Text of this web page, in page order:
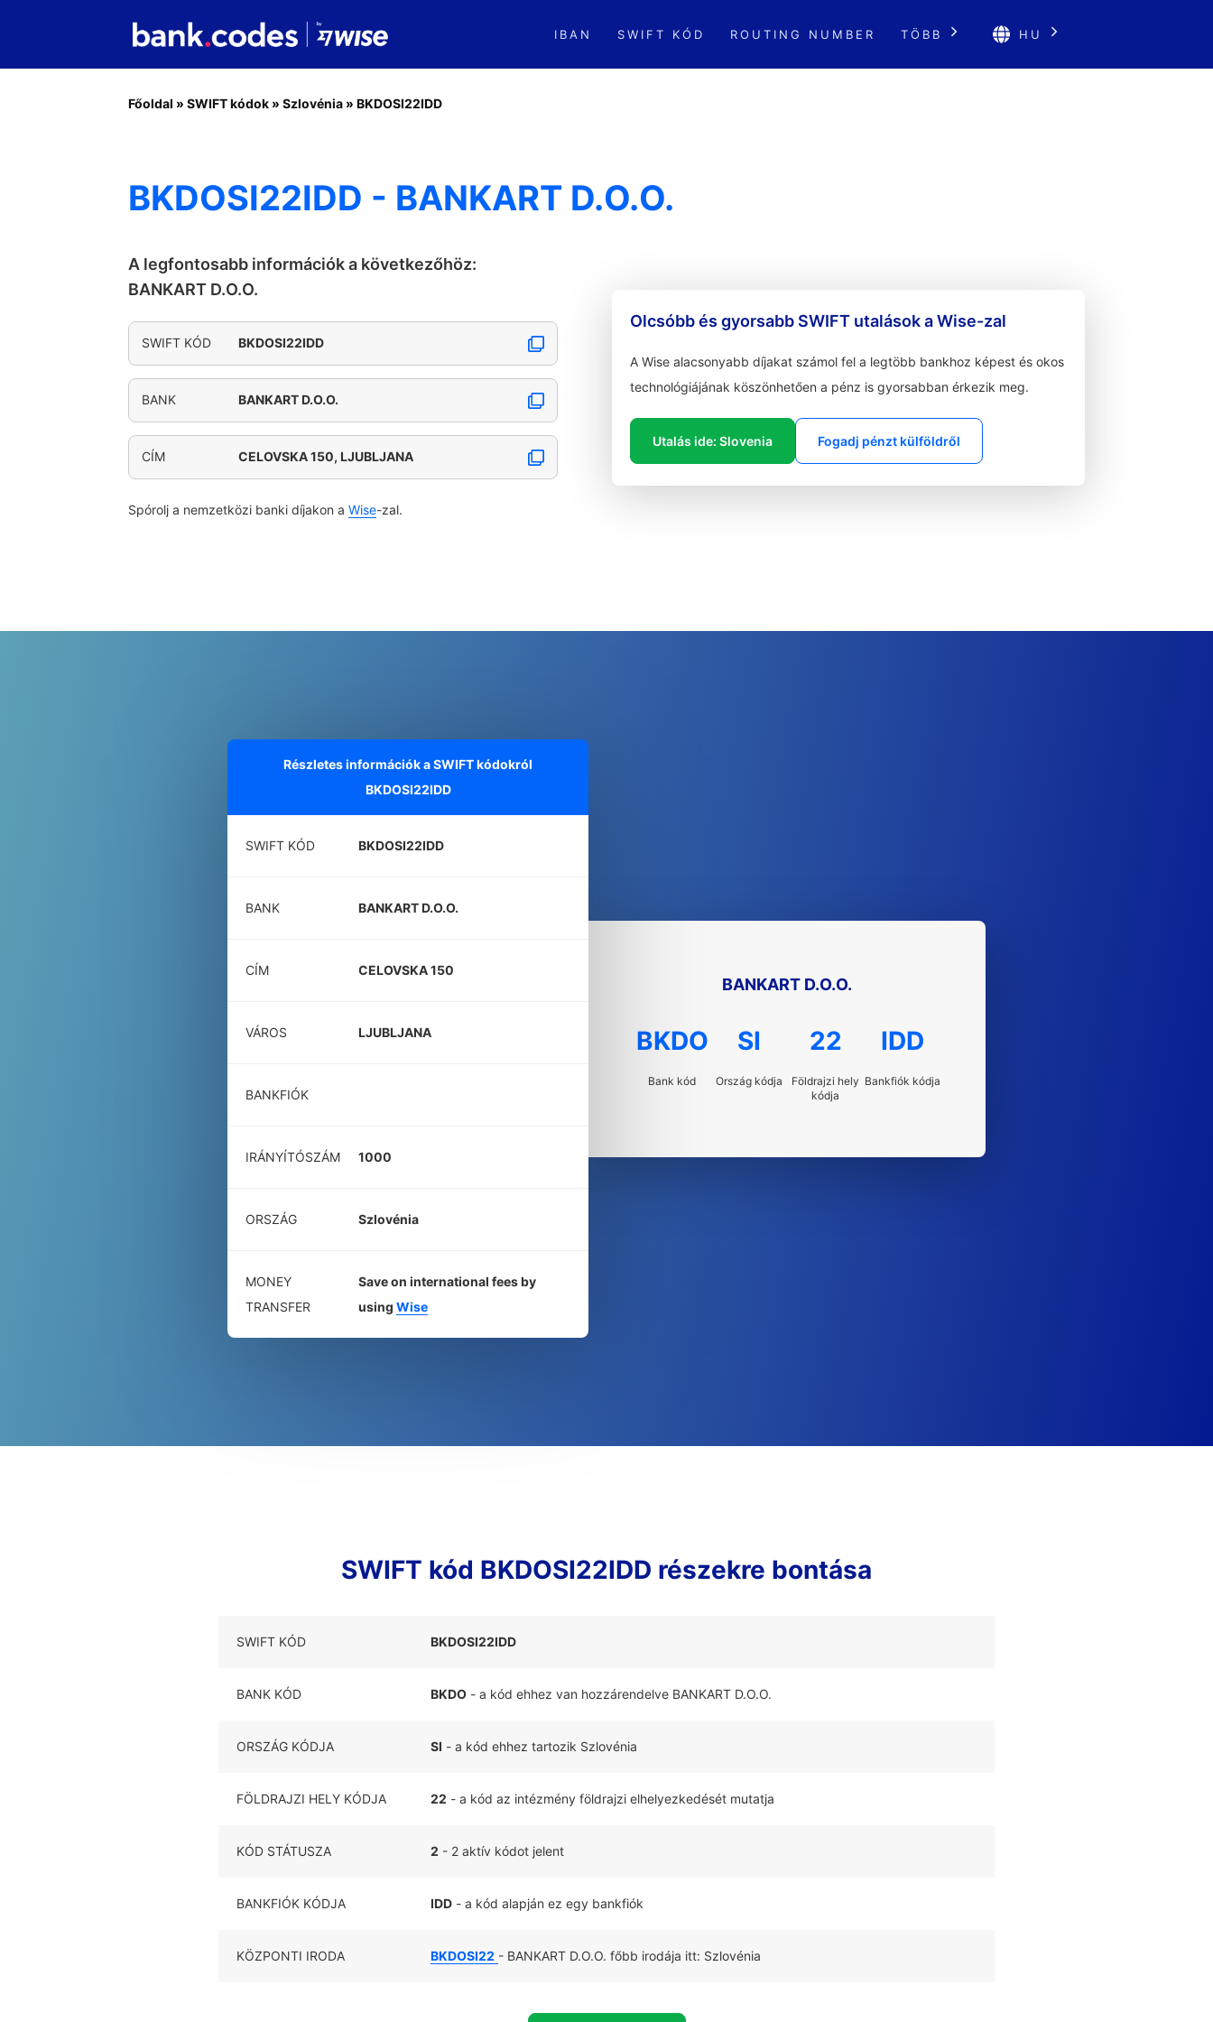
IBAN SWIFT KÓD ROUTING NUMBER TÖBB HU
Főoldal » SWIFT kódok » Szlovénia » BKDOSI22IDD
BKDOSI22IDD - BANKART D.O.O.
A legfontosabb információk a következőhöz:
BANKART D.O.O.
SWIFT KÓD BKDOSI22IDD
BANK BANKART D.O.O.
CÍM CELOVSKA 150, LJUBLJANA
Spórolj a nemzetközi banki díjakon a Wise-zal.
Olcsóbb és gyorsabb SWIFT utalások a Wise-zal
A Wise alacsonyabb díjakat számol fel a legtöbb bankhoz képest és okos
technológiájának köszönhetően a pénz is gyorsabban érkezik meg.
Utalás ide: Slovenia Fogadj pénzt külföldről
Részletes információk a SWIFT kódokról
BKDOSI22IDD
SWIFT KÓD BKDOSI22IDD
BANK BANKART D.O.O.
CÍM CELOVSKA 150
VÁROS LJUBLJANA
BANKFIÓK
IRÁNYÍTÓSZÁM 1000
ORSZÁG Szlovénia
MONEY
TRANSFER
Save on international fees by
using Wise
BANKART D.O.O.
BKDO
Bank kód
SI
Ország kódja
22
Földrajzi hely
kódja
IDD
Bankfiók kódja
SWIFT kód BKDOSI22IDD részekre bontása
SWIFT KÓD BKDOSI22IDD
BANK KÓD BKDO - a kód ehhez van hozzárendelve BANKART D.O.O.
ORSZÁG KÓDJA SI - a kód ehhez tartozik Szlovénia
FÖLDRAJZI HELY KÓDJA 22 - a kód az intézmény földrajzi elhelyezkedését mutatja
KÓD STÁTUSZA 2 - 2 aktív kódot jelent
BANKFIÓK KÓDJA IDD - a kód alapján ez egy bankfiók
KÖZPONTI IRODA BKDOSI22 - BANKART D.O.O. főbb irodája itt: Szlovénia